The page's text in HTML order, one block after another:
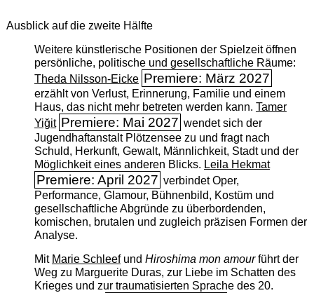
Ausblick auf die zweite Hälfte
Weitere künstlerische Positionen der Spielzeit öffnen
persönliche, politische und gesellschaftliche Räume:
Theda Nilsson-Eicke Premiere: März 2027
erzählt von Verlust, Erinnerung, Familie und einem
Haus, das nicht mehr betreten werden kann. Tamer
Yiğit Premiere: Mai 2027 wendet sich der
Jugendhaftanstalt Plötzensee zu und fragt nach
Schuld, Herkunft, Gewalt, Männlichkeit, Stadt und der
Möglichkeit eines anderen Blicks. Leila Hekmat
Premiere: April 2027 verbindet Oper,
Performance, Glamour, Bühnenbild, Kostüm und
gesellschaftliche Abgründe zu überbordenden,
komischen, brutalen und zugleich präzisen Formen der
Analyse.
Mit Marie Schleefund Hiroshima mon amourführt der
Weg zu Marguerite Duras, zur Liebe im Schatten des
Krieges und zur traumatisierten Sprache des 20.